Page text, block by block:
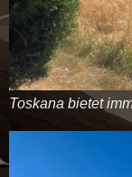
Toskana bietet